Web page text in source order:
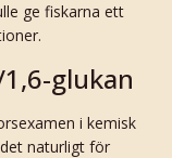
ge fiskarna ett
glukan
i kemisk
naturligt för